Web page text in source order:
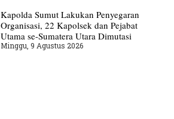
Kapolda Sumut Lakukan Penyegaran
Organisasi, 22 Kapolsek dan Pejabat
Utama se-Sumatera Utara Dimutasi
Minggu, 9 Agustus 2026